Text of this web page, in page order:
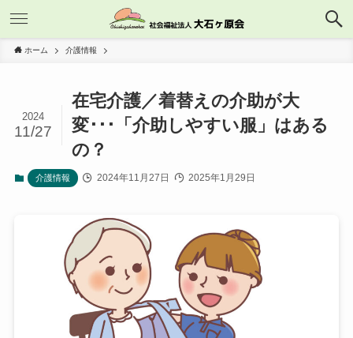
ホーム 介護情報
在宅介護／着替えの介助が大
変･･･「介助しやすい服」はある
の？
2024
11/27
介護情報 2024年11月27日 2025年1月29日